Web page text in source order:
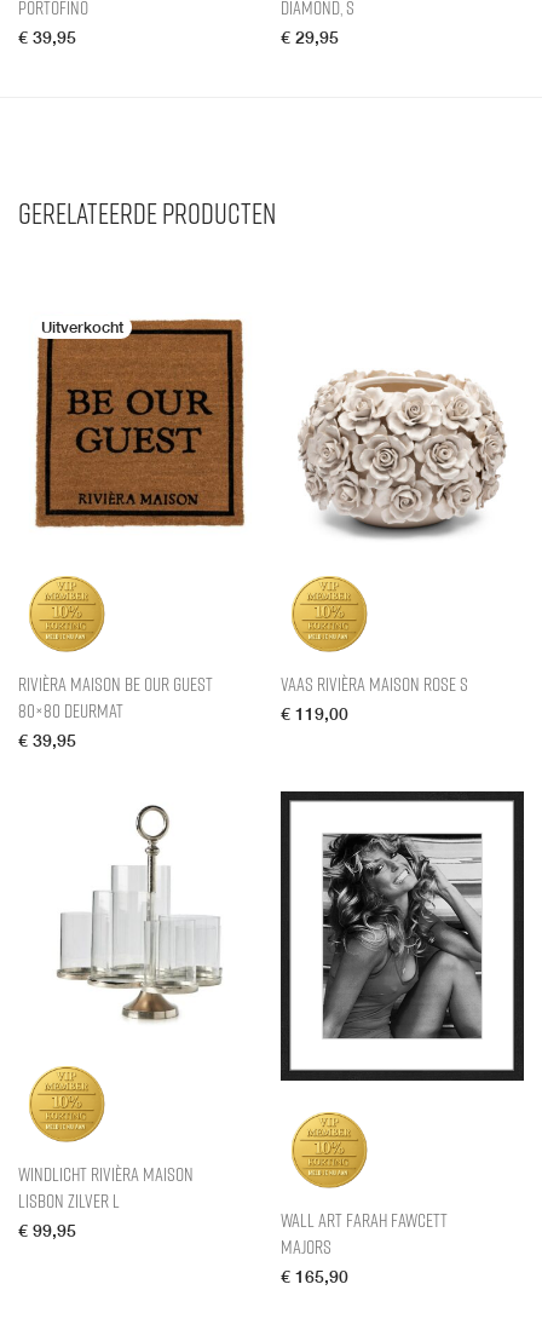
Portofino
€ 39,95
Diamond, S
€ 29,95
Gerelateerde producten
Rivièra Maison Be Our Guest
80×80 Deurmat
€ 39,95
Vaas Rivièra Maison Rose S
€ 119,00
Windlicht Rivièra Maison
Lisbon Zilver L
€ 99,95
Wall Art Farah Fawcett
Majors
€ 165,90